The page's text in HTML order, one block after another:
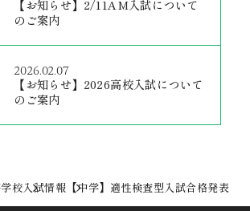
【お知らせ】2/11AM入試について
のご案内
2026.02.07
【お知らせ】2026高校入試について
のご案内
校入試情報 【中学】適性検査型入試合格発表